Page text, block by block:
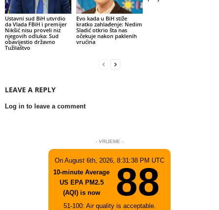
Ustavni sud BiH utvrdio
da Vlada FBiH i premijer
Nikšić nisu proveli niz
njegovih odluka: Sud
obavijestio državno
Tužilaštvo
Evo kada u BiH stiže
kratko zahlađenje: Nedim
Sladić otkrio šta nas
očekuje nakon paklenih
vrućina
LEAVE A REPLY
Log in to leave a comment
- VRIJEME -
On August 6th, 2026, 8:31:38 PM UTC
10-minute Average
US EPA PM2.5
(AQI) is now
88
51-100: Air quality is acceptable.